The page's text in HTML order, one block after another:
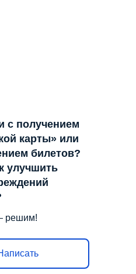
с получением
карты» или
билетов?
улучшить
решим!